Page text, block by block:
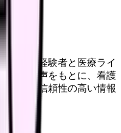
看護師経験者と医療ライ
アルな声をもとに、看護
関する信頼性の高い情報
る